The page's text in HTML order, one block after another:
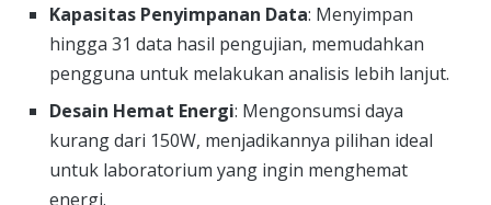
Kapasitas Penyimpanan Data: Menyimpan
hingga 31 data hasil pengujian, memudahkan
pengguna untuk melakukan analisis lebih lanjut.
Desain Hemat Energi: Mengonsumsi daya
kurang dari 150W, menjadikannya pilihan ideal
untuk laboratorium yang ingin menghemat
energi.